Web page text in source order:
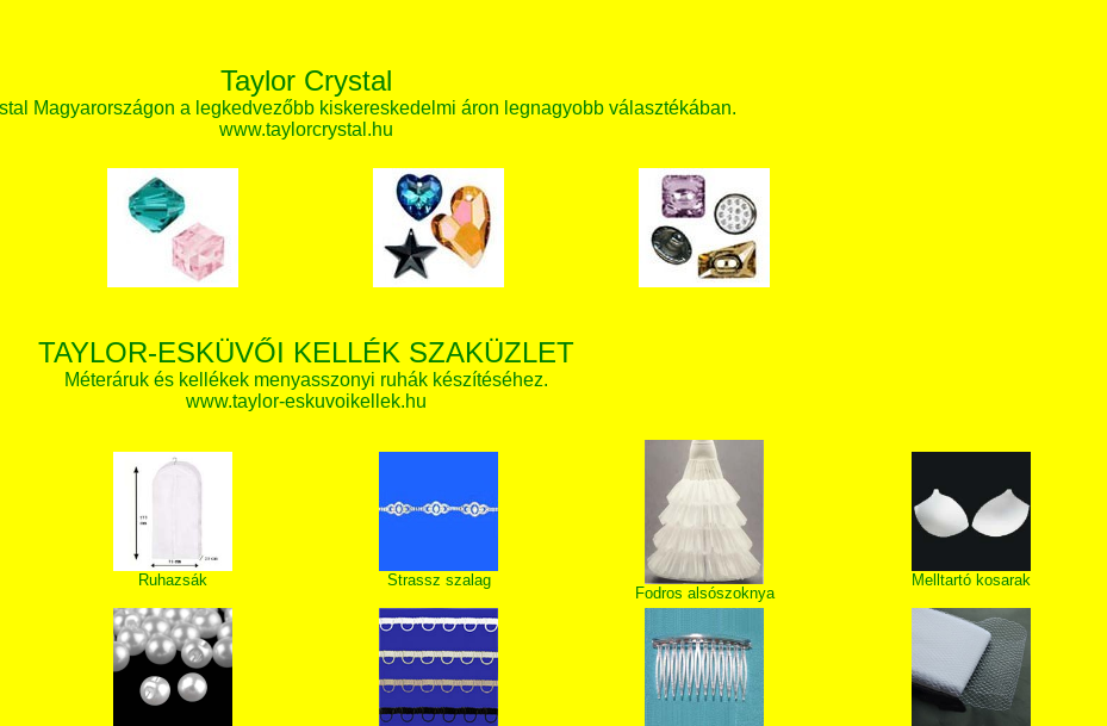
Taylor Crystal
Magyarországon a legkedvezőbb kiskereskedelmi áron legnagyobb választékában.
www.taylorcrystal.hu
TAYLOR-ESKÜVŐI KELLÉK SZAKÜZLET
Méteráruk és kellékek menyasszonyi ruhák készítéséhez.
www.taylor-eskuvoikellek.hu
Ruhazsák Strassz szalag
Fodros alsószoknya
Melltartó kosarak